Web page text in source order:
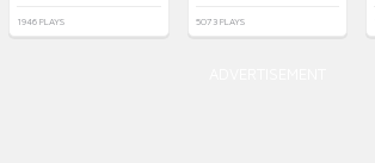
1946 PLAYS 5073 PLAYS